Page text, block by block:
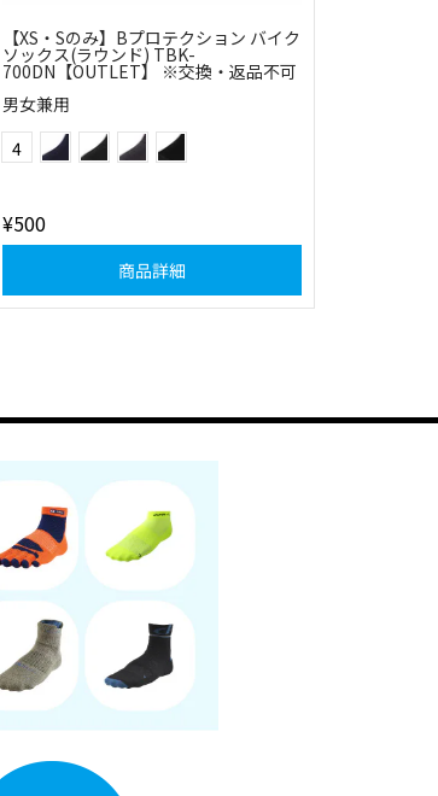
【XS・Sのみ】Bプロテクション バイク
ソックス(ラウンド) TBK-
700DN【OUTLET】 ※交換・返品不可
男女兼用
Color
4
¥500
商品詳細